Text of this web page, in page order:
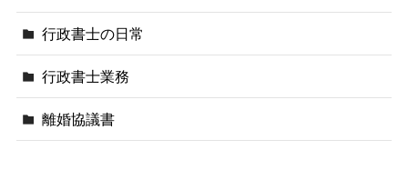
行政書士の日常
行政書士業務
離婚協議書